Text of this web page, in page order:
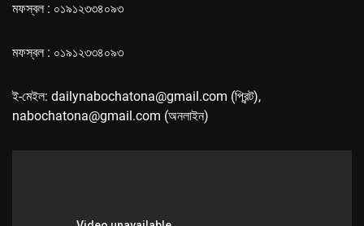
মফস্বল : ০১৯১২৩৩৪০৯৩
মফস্বল : ০১৯১২৩৩৪০৯৩
ই-মেইল: dailynabochatona@gmail.com (প্রিন্ট),
nabochatona@gmail.com (অনলাইন)